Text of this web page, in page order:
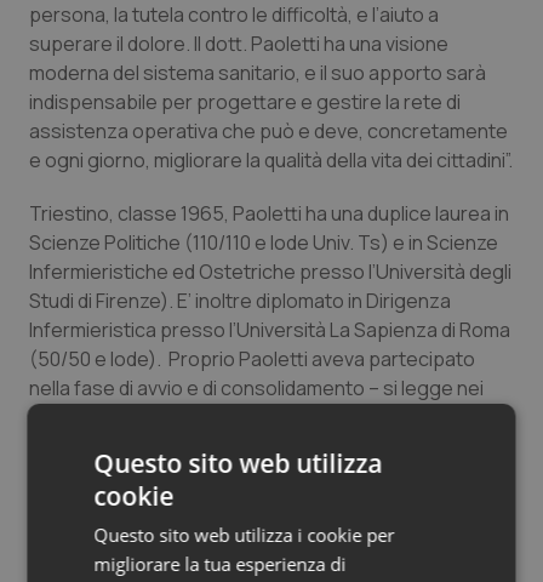
Salute orale & impianti
Sangue & coagulazione
Tumore al seno
Tumore ovarico
Tumori del Polmone & Testa Collo
Ulcera & Reflusso
Vaccini
persona, la tutela contro le difficoltà, e l’aiuto a
superare il dolore. Il dott. Paoletti ha una visione
moderna del sistema sanitario, e il suo apporto sarà
indispensabile per progettare e gestire la rete di
assistenza operativa che può e deve, concretamente
e ogni giorno, migliorare la qualità della vita dei cittadini”.
Triestino, classe 1965, Paoletti ha una duplice laurea in
Scienze Politiche (110/110 e lode Univ. Ts) e in Scienze
Infermieristiche ed Ostetriche presso l’Università degli
Studi di Firenze). E’ inoltre diplomato in Dirigenza
Infermieristica presso l’Università La Sapienza di Roma
(50/50 e lode). Proprio Paoletti aveva partecipato
nella fase di avvio e di consolidamento – si legge nei
documenti di nomina – “allo sviluppo dell’attività dei
organizzativo per l’attuale raggiungimento dei livelli di
efficacia dimostrati da dette articolazioni aziendali”. La
nomina non è solo un riconoscimento alla persona, ma
testimonia la crescita professionale della categoria
Questo sito web utilizza
cookie
Questo sito web utilizza i cookie per
migliorare la tua esperienza di